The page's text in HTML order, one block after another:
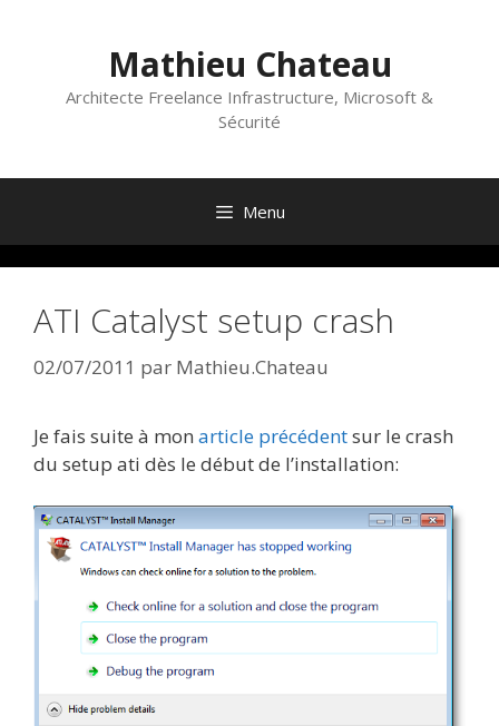
Mathieu Chateau
Architecte Freelance Infrastructure, Microsoft &
Sécurité
Menu
ATI Catalyst setup crash
02/07/2011 par Mathieu.Chateau
Je fais suite à mon article précédentsur le crash
du setup ati dès le début de l’installation: